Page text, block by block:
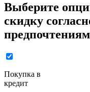
Выберите
скидку
Покупка в
кредит